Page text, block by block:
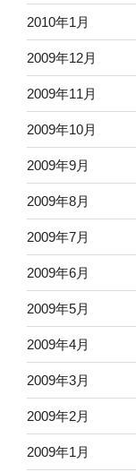
2010年1月
2009年12月
2009年11月
2009年10月
2009年9月
2009年8月
2009年7月
2009年6月
2009年5月
2009年4月
2009年3月
2009年2月
2009年1月